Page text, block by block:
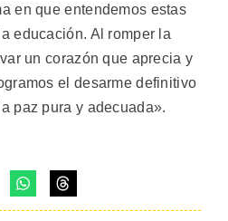
en que entendemos estas
educación. Al romper la
un corazón que aprecia y
el desarme definitivo
paz pura y adecuada».